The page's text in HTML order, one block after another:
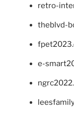
retro-
theblvd-
e-